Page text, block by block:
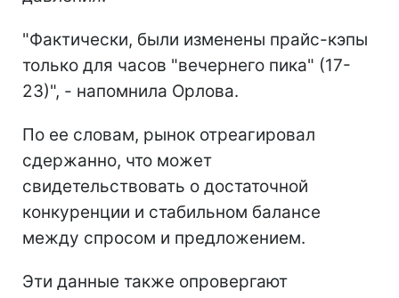
"Фактически, были изменены прайс-кэпы
только для часов "вечернего пика" (17-
23)", - напомнила Орлова.
По ее словам, рынок отреагировал
сдержанно, что может
свидетельствовать о достаточной
конкуренции и стабильном балансе
между спросом и предложением.
Эти данные также опровергают